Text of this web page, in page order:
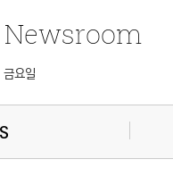
Newsroom
요일